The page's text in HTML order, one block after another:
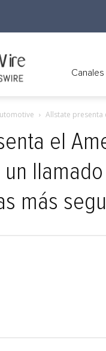
Wire
Allstate presenta
el
un
más